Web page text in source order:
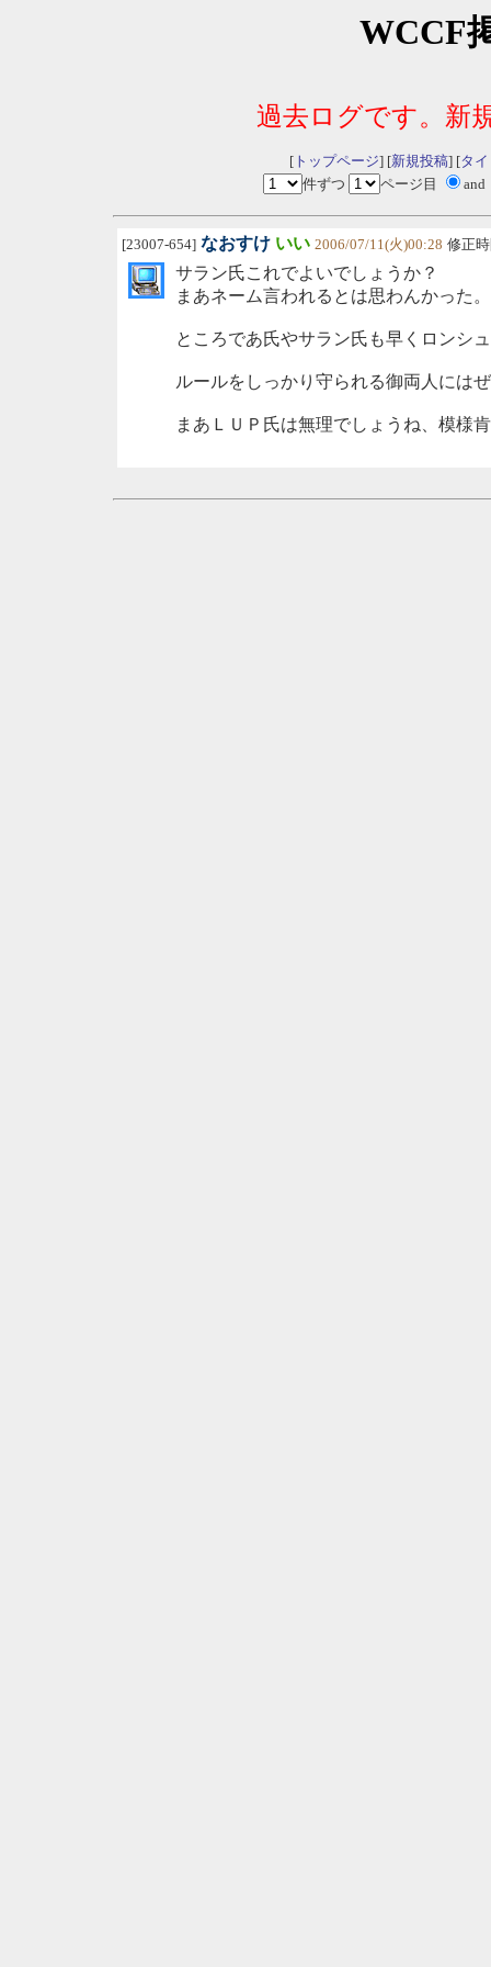
WCCF
過去ログです。新
[トップページ] [新規投稿] [タ
件ずつ
ページ目 and
[23007-654] なおすけ いい 2006/07/11(火)00:28 修正
サラン氏これでよいでしょうか？
まあネーム言われるとは思わんかった。
ところであ氏やサラン氏も早くロンシ
ルールをしっかり守られる御両人には
まあＬＵＰ氏は無理でしょうね、模様